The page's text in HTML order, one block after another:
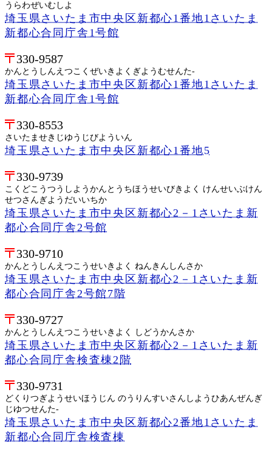
うらわぜいむしよ
埼玉県さいたま市中央区新都心1番地1さいたま
新都心合同庁舎1号館
330-9587
かんとうしんえつこくぜいきよくぎようむせんた-
埼玉県さいたま市中央区新都心1番地1さいたま
新都心合同庁舎1号館
330-8553
さいたませきじゆうじびよういん
埼玉県さいたま市中央区新都心1番地5
330-9739
こくどこうつうしようかんとうちほうせいびきよく けんせいぶけん
せつさんぎようだいいちか
埼玉県さいたま市中央区新都心2－1さいたま新
都心合同庁舎2号館
330-9710
かんとうしんえつこうせいきよく ねんきんしんさか
埼玉県さいたま市中央区新都心2－1さいたま新
都心合同庁舎2号館7階
330-9727
かんとうしんえつこうせいきよく しどうかんさか
埼玉県さいたま市中央区新都心2－1さいたま新
都心合同庁舎検査棟2階
330-9731
どくりつぎようせいほうじん のうりんすいさんしようひあんぜんぎ
じゆつせんた-
埼玉県さいたま市中央区新都心2番地1さいたま
新都心合同庁舎検査棟